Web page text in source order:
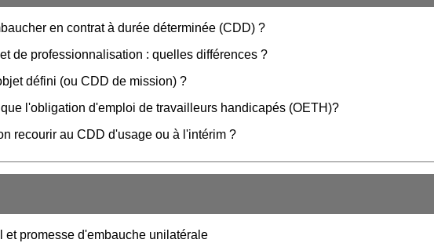
en contrat à durée déterminée (CDD) ?
de professionnalisation : quelles différences ?
défini (ou CDD de mission) ?
l'obligation d'emploi de travailleurs handicapés (OETH)?
recourir au CDD d'usage ou à l'intérim ?
et promesse d'embauche unilatérale